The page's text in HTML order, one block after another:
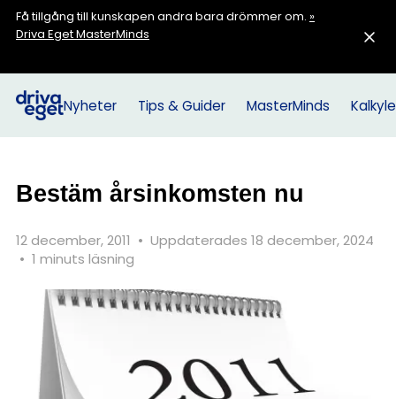
Få tillgång till kunskapen andra bara drömmer om. »
Driva Eget MasterMinds
Nyheter Tips & Guider MasterMinds
Bestäm årsinkomsten nu
12 december, 2011 • Uppdaterades 18 december, 2024
• 1 minuts läsning